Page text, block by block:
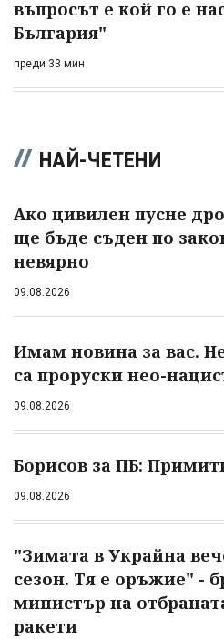
въпросът е кой го е
България"
преди 33 мин
НАЙ-ЧЕТЕНИ
Ако цивилен пусне
ще бъде съден по
невярно
09.08.2026
Имам новина за вас.
са проруски нео-
09.08.2026
Борисов за ПБ:
09.08.2026
"Зимата в Украйна
сезон. Тя е оръжие" -
министър на
ракети